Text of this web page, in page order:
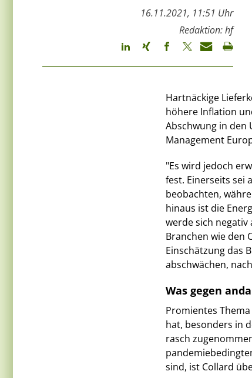
16.11.2021, 11:51 Uhr
Redaktion: hf
Hartnäckige
höhere Inflation
Abschwung in den
Management
"Es wird jedoch
fest. Einerseits sei
beobachten,
hinaus ist die
werde sich
Branchen wie den
Einschätzung das
abschwächen,
Was gegen
Promientes
hat, besonders in
rasch
sind, ist Collard